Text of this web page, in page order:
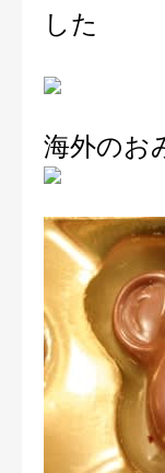
した
海外のお